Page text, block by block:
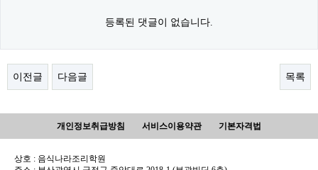
등록된 댓글이 없습니다.
이전글 다음글 목록
개인정보취급방침 서비스이용약관 기본자격법
상호 : 음식나라조리학원